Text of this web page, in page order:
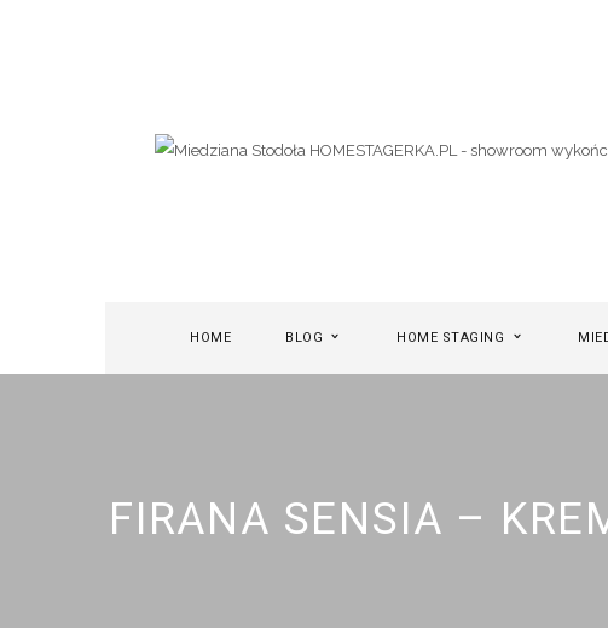
HOME BLOG HOME STAGING
FIRANA SENSIA –